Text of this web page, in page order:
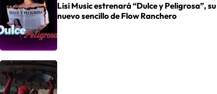
Lisi Music estrenará “Dulce y Peligrosa”, su
nuevo sencillo de Flow Ranchero